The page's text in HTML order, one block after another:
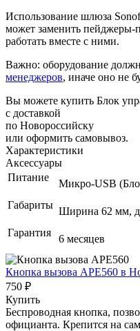
Использование шлюза
может заменить пейджеры-
работать вместе с ними.
Важно: оборудование
менеджеров, иначе оно не
Вы можете купить Блок
с доставкой
по Новороссийску
или оформить самовывоз.
Характеристики
Аксессуары
Питание
Микро-USB
Габариты
Ширина 62 мм,
Гарантия
6 месяцев
Кнопка вызова АРЕ560 в
750 ₽
Купить
Беспроводная кнопка,
официанта. Крепится на